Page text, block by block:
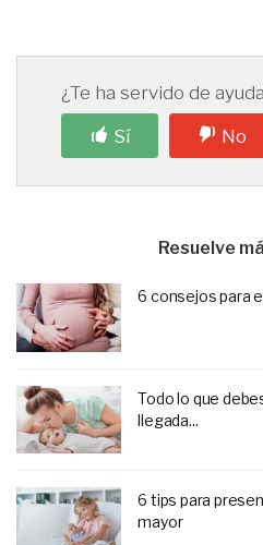
¿Te ha servido de
Sí
No
Resuelve
6 consejos para
Todo lo que
llegada...
6 tips para
mayor